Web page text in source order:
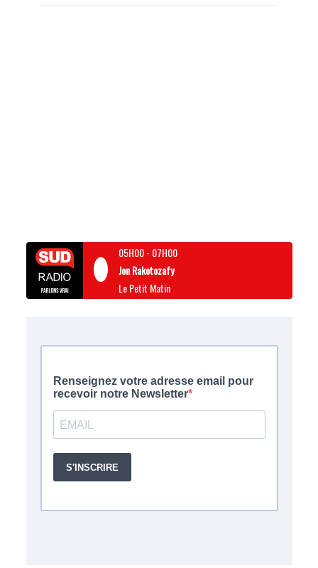
05H00- 07H00
Jon Rakotozafy
Le Petit Matin